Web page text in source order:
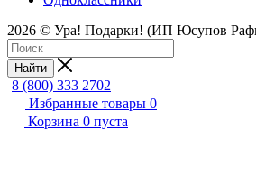
2026 © Ура! Подарки! (ИП Юсупов
Найти
8 (800) 333 2702
Избранные товары 0
Корзина 0 пуста